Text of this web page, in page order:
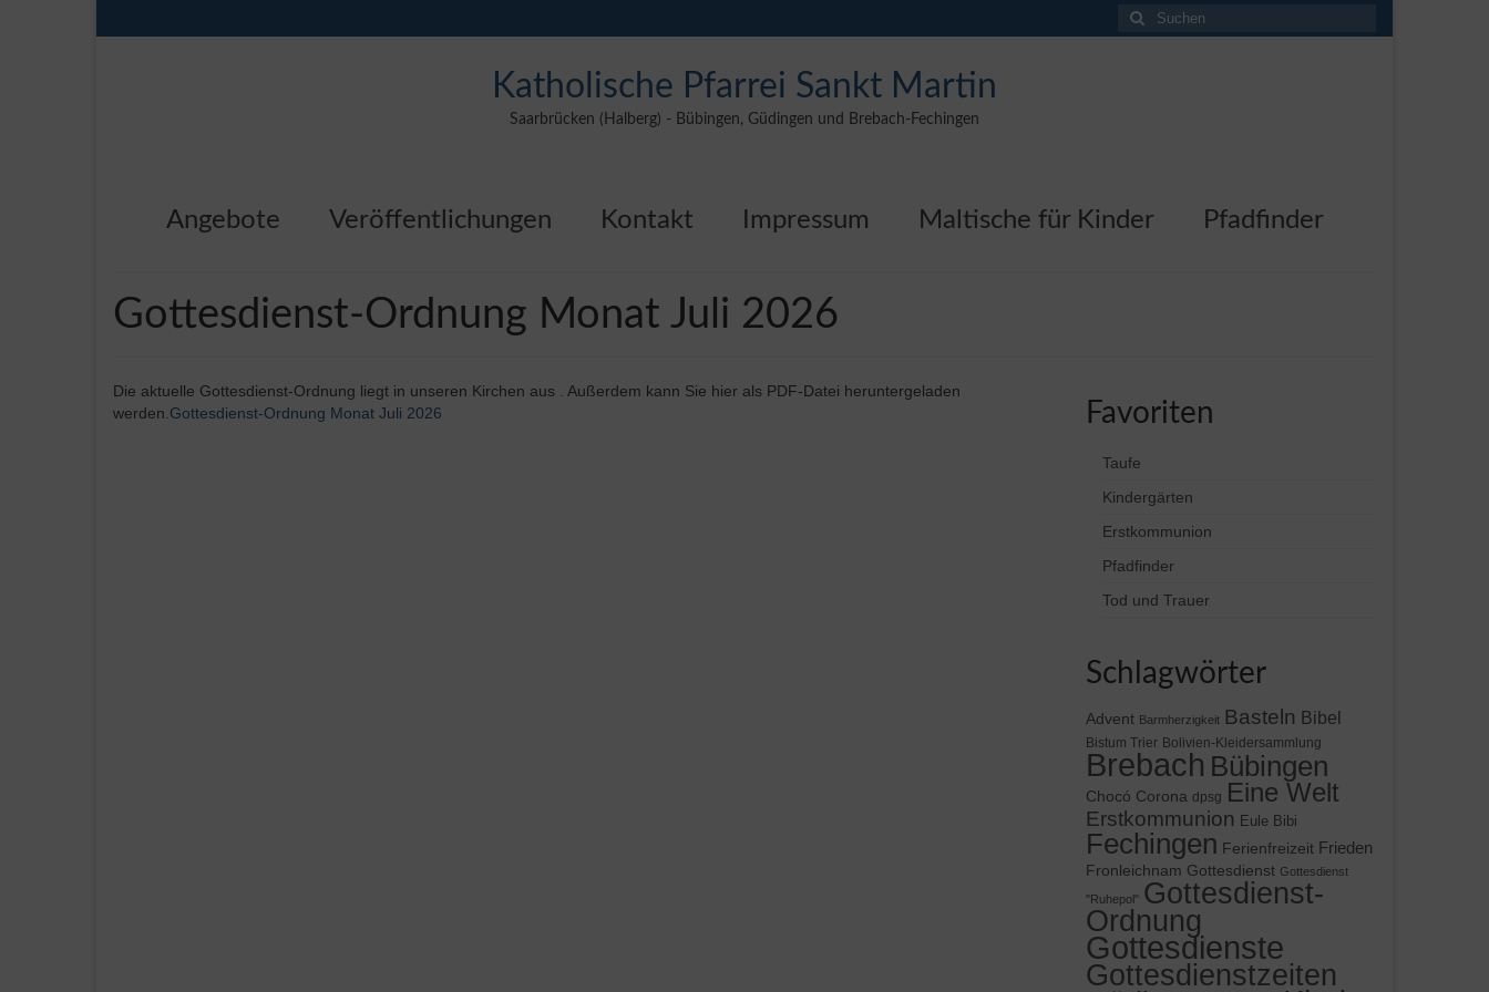
Suchen
nach:
Katholische Pfarrei Sankt Martin
Saarbrücken (Halberg) - Bübingen, Güdingen und Brebach-Fechingen
Angebote Veröffentlichungen Kontakt Impressum Maltische für Kinder Pfadfinder
Gottesdienst-Ordnung Monat Juli 2026
Die aktuelle Gottesdienst-Ordnung liegt in unseren Kirchen aus . Außerdem kann Sie hier als PDF-Datei heruntergeladen
werden. Gottesdienst-Ordnung Monat Juli 2026 Favoriten
Taufe
Kindergärten
Erstkommunion
Pfadfinder
Tod und Trauer
Schlagwörter
Advent Barmherzigkeit Basteln Bibel
Bistum Trier Bolivien-Kleidersammlung
Brebach Bübingen
Chocó Corona dpsg Eine Welt
Erstkommunion Eule Bibi
Fechingen Ferienfreizeit Frieden
Fronleichnam Gottesdienst Gottesdienst
"Ruhepol" Gottesdienst-
Ordnung
Gottesdienste
Gottesdienstzeiten